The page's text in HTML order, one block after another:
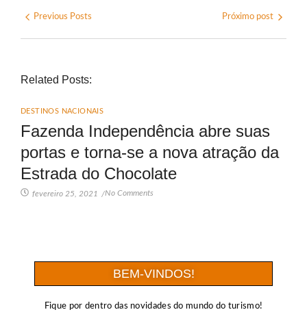
Previous Posts Próximo post
Related Posts:
DESTINOS NACIONAIS
Fazenda Independência abre suas
portas e torna-se a nova atração da
Estrada do Chocolate
fevereiro 25, 2021 /No Comments
BEM-VINDOS!
Fique por dentro das novidades do mundo do turismo!